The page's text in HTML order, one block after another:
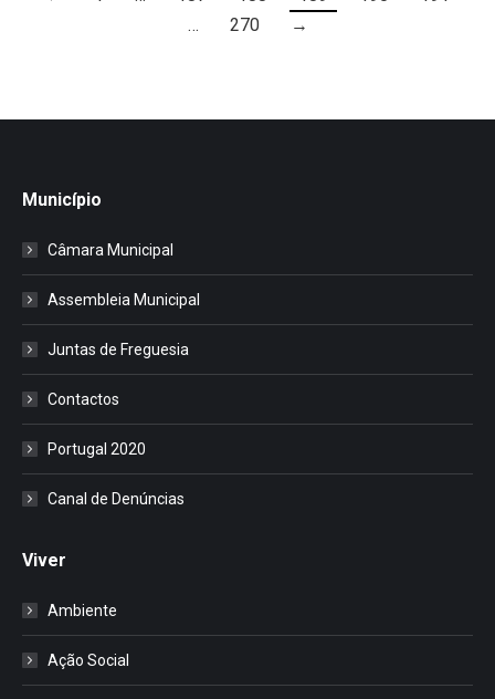
…
270 →
Município
Câmara Municipal
Assembleia Municipal
Juntas de Freguesia
Contactos
Portugal 2020
Canal de Denúncias
Viver
Ambiente
Ação Social